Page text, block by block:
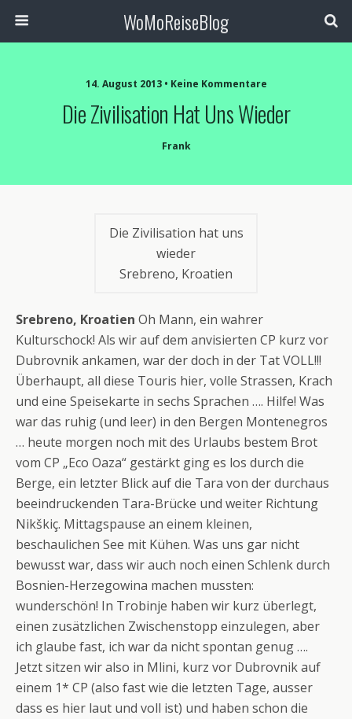
WoMoReiseBlog
14. August 2013 • Keine Kommentare
Die Zivilisation Hat Uns Wieder
Frank
Die Zivilisation hat uns
wieder
Srebreno, Kroatien
Srebreno, Kroatien Oh Mann, ein wahrer
Kulturschock! Als wir auf dem anvisierten CP kurz vor
Dubrovnik ankamen, war der doch in der Tat VOLL!!!
Überhaupt, all diese Touris hier, volle Strassen, Krach
und eine Speisekarte in sechs Sprachen …. Hilfe! Was
war das ruhig (und leer) in den Bergen Montenegros
… heute morgen noch mit des Urlaubs bestem Brot
vom CP „Eco Oaza“ gestärkt ging es los durch die
Berge, ein letzter Blick auf die Tara von der durchaus
beeindruckenden Tara-Brücke und weiter Richtung
Nikškiç. Mittagspause an einem kleinen,
beschaulichen See mit Kühen. Was uns gar nicht
bewusst war, dass wir auch noch einen Schlenk durch
Bosnien-Herzegowina machen mussten:
wunderschön! In Trobinje haben wir kurz überlegt,
einen zusätzlichen Zwischenstopp einzulegen, aber
ich glaube fast, ich war da nicht spontan genug ….
Jetzt sitzen wir also in Mlini, kurz vor Dubrovnik auf
einem 1* CP (also fast wie die letzten Tage, ausser
dass es hier laut und voll ist) und haben schon die